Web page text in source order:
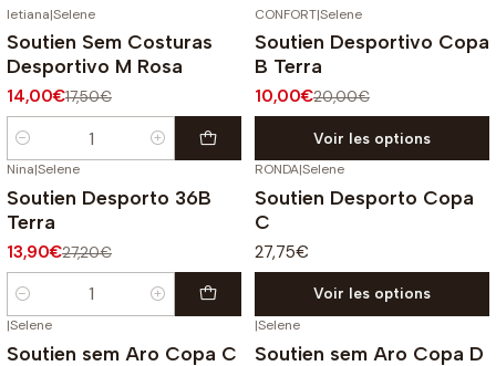
-20%OFF
letiana|Selene
Soutien Sem Costuras
Desportivo M Rosa
14,00€17,50€
Quantité
-50% OFF
CONFORT|Selene
Soutien Desportivo Copa
B Terra
10,00€20,00€
Voir les options
-49%
Nina|Selene
Soutien Desporto 36B
Terra
13,90€27,20€
Quantité
RONDA|Selene
Soutien Desporto Copa
C
27,75€
Voir les options
|Selene
Soutien sem Aro Copa C
|Selene
Soutien sem Aro Copa D